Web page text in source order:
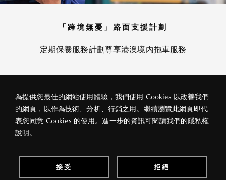
為提供您最佳的網站使用體驗，我們使用 Cookies 以改善我們
的網頁，以作為技術、分析、行銷之用。繼續瀏覽此網頁即代
表您同意 Cookies 的使用。進一步的資訊可閱讀我們的隱私權
說明。
接受 拒絕
「跨境無憂」路面支援計劃
定期保養服務計劃尊享港澳境內拖車服務